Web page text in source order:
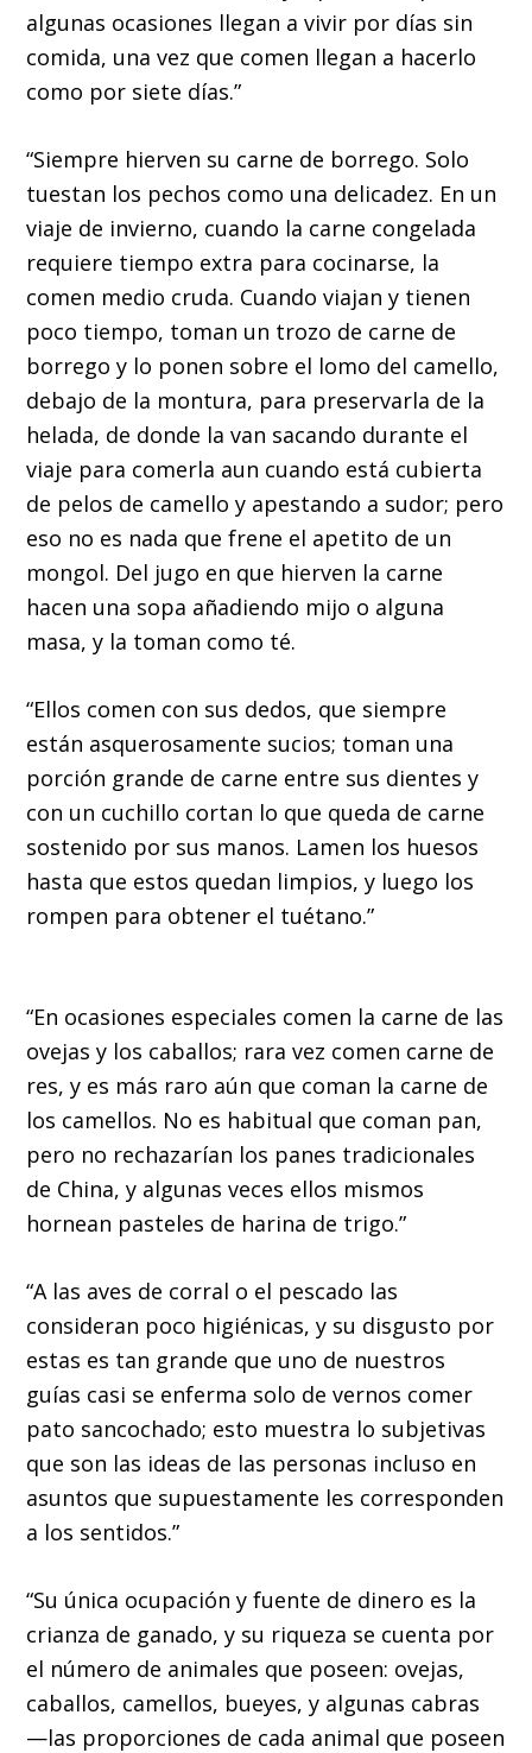
algunas ocasiones llegan a vivir por días sin
comida, una vez que comen llegan a hacerlo
como por siete días.”
“Siempre hierven su carne de borrego. Solo
tuestan los pechos como una delicadez. En un
viaje de invierno, cuando la carne congelada
requiere tiempo extra para cocinarse, la
comen medio cruda. Cuando viajan y tienen
poco tiempo, toman un trozo de carne de
borrego y lo ponen sobre el lomo del camello,
debajo de la montura, para preservarla de la
helada, de donde la van sacando durante el
viaje para comerla aun cuando está cubierta
de pelos de camello y apestando a sudor; pero
eso no es nada que frene el apetito de un
mongol. Del jugo en que hierven la carne
hacen una sopa añadiendo mijo o alguna
masa, y la toman como té.
“Ellos comen con sus dedos, que siempre
están asquerosamente sucios; toman una
porción grande de carne entre sus dientes y
con un cuchillo cortan lo que queda de carne
sostenido por sus manos. Lamen los huesos
hasta que estos quedan limpios, y luego los
rompen para obtener el tuétano.”
“En ocasiones especiales comen la carne de las
ovejas y los caballos; rara vez comen carne de
res, y es más raro aún que coman la carne de
los camellos. No es habitual que coman pan,
pero no rechazarían los panes tradicionales
de China, y algunas veces ellos mismos
hornean pasteles de harina de trigo.”
“A las aves de corral o el pescado las
consideran poco higiénicas, y su disgusto por
estas es tan grande que uno de nuestros
guías casi se enferma solo de vernos comer
pato sancochado; esto muestra lo subjetivas
que son las ideas de las personas incluso en
asuntos que supuestamente les corresponden
a los sentidos.”
“Su única ocupación y fuente de dinero es la
crianza de ganado, y su riqueza se cuenta por
el número de animales que poseen: ovejas,
caballos, camellos, bueyes, y algunas cabras
—las proporciones de cada animal que poseen